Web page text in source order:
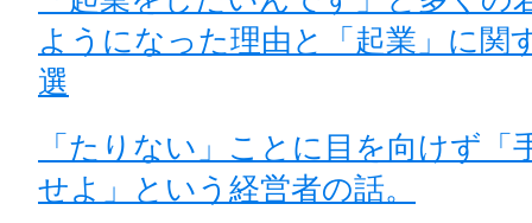
ようになった理由と「起業」に関
選
「たりない」ことに目を向けず「
せよ」という経営者の話。